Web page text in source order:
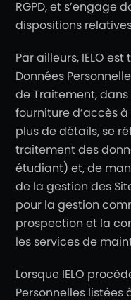
RGPD, et s’engage
dispositions
Par ailleurs, IELO
Données
de Traitement,
fourniture d’accès
plus de détails, se
traitement des
étudiant) et, de
de la gestion des
pour la gestion
prospection et la
les services de
Lorsque IELO
Personnelles listées